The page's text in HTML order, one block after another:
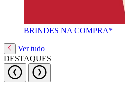
BRINDES NA COMPRA*
Ver tudo
DESTAQUES